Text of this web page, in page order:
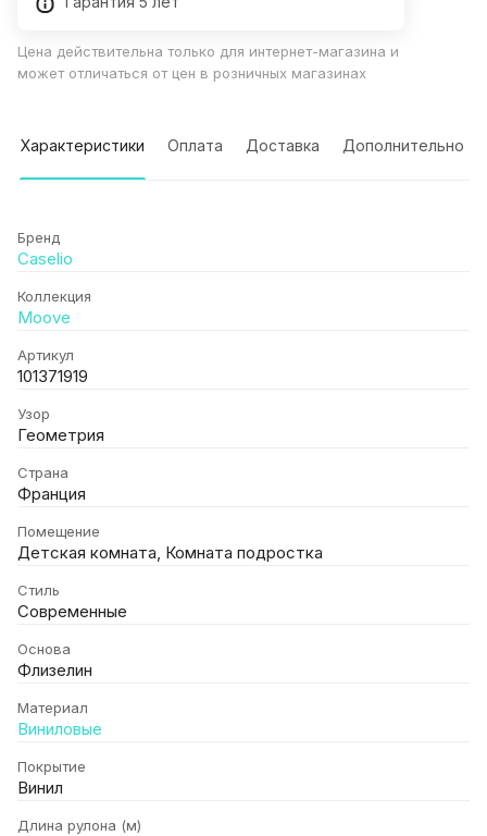
Цена действительна только для интернет-магазина и
может отличаться от цен в розничных магазинах
Характеристики Оплата Доставка Дополнительно
Бренд
Caselio
Коллекция
Moove
Артикул
101371919
Узор
Геометрия
Страна
Франция
Помещение
Детская комната, Комната подростка
Стиль
Современные
Основа
Флизелин
Материал
Виниловые
Покрытие
Винил
Длина рулона (м)